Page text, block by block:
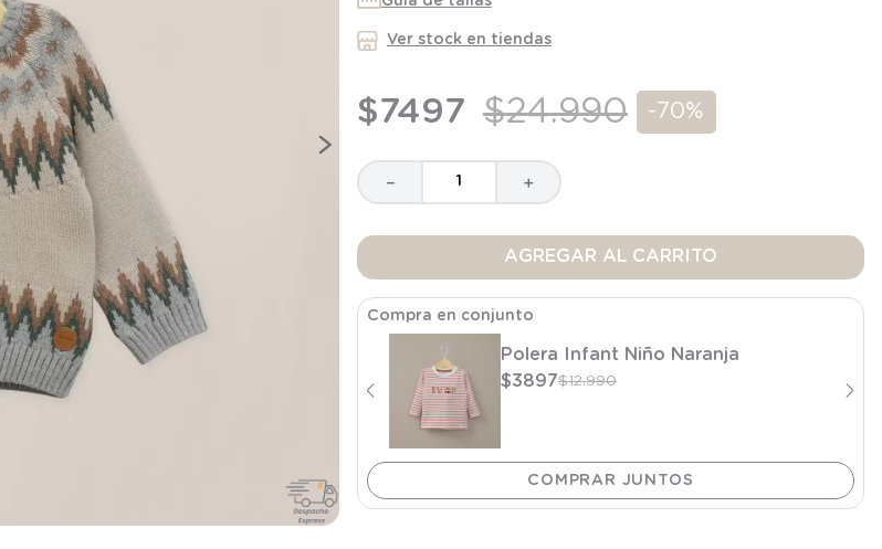
Ver stock en tiendas
$7497 $24.990 -70%
＋
－
AGREGAR AL CARRITO
Compra en conjunto
Chaleco Cafe Infant Niño
$20.691$
Polera Infant Niño Naranja
$3897$12.990
10